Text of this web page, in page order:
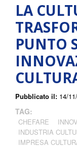
LA
PUNTO
Pubblicato il: 14/
TAG:
CHEFARE
INDUSTRIA
IMPRESA